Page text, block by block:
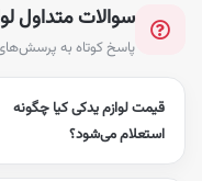
متداول لوازم یدکی
کوتاه به پرسش‌های استعلام
یدکی کیا چگونه
می‌شود؟